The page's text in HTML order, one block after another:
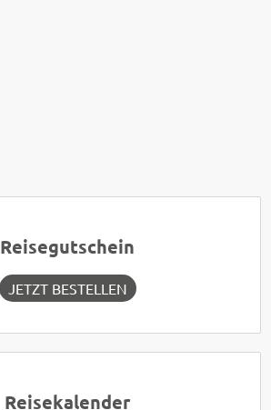
Reisegutschein
JETZT BESTELLEN
Reisekalender